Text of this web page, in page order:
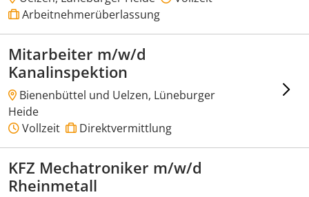
Arbeitnehmerüberlassung
Mitarbeiter m/w/d
Kanalinspektion
Bienenbüttel und Uelzen, Lüneburger
Heide
Vollzeit
Direktvermittlung
KFZ Mechatroniker m/w/d
Rheinmetall